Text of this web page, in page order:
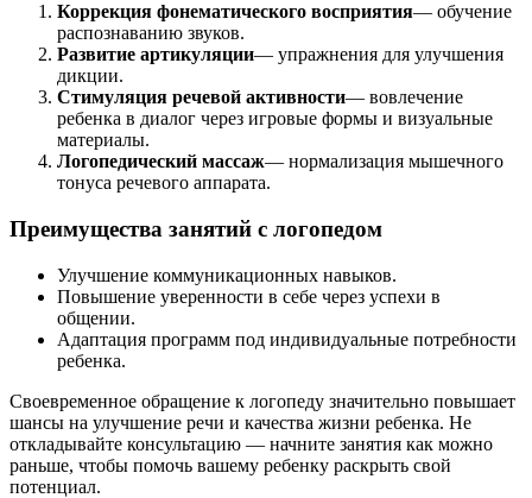
Коррекция фонематического восприятия— обучение
распознаванию звуков.
Развитие артикуляции— упражнения для улучшения
дикции.
Стимуляция речевой активности— вовлечение
ребенка в диалог через игровые формы и визуальные
материалы.
Логопедический массаж— нормализация мышечного
тонуса речевого аппарата.
Преимущества занятий с логопедом
Улучшение коммуникационных навыков.
Повышение уверенности в себе через успехи в
общении.
Адаптация программ под индивидуальные потребности
ребенка.
Своевременное обращение к логопеду значительно повышает
шансы на улучшение речи и качества жизни ребенка. Не
откладывайте консультацию — начните занятия как можно
раньше, чтобы помочь вашему ребенку раскрыть свой
потенциал.